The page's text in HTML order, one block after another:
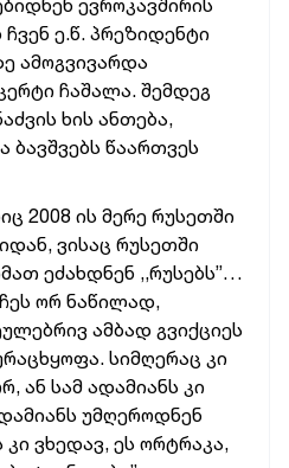
ევროკავშირის
ე.წ. პრეზიდენტი
ამოგვივარდა
ჩაშალა. შემდეგ
ხის ანთება,
წაართვეს
2008 ის მერე რუსეთში
ვისაც რუსეთში
ეძახდნენ ,,რუსებს”…
ორ ნაწილად,
ამბად გვიქციეს
სიმღერაც კი
ან სამ ადამიანს კი
უმღეროდნენ
ვხედავ, ეს ორტრაკა,